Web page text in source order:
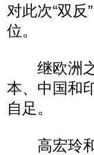
对此次“双
位。
继欧洲之
本、中国和
自足。
高宏玲和